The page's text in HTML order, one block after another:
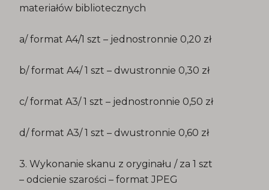
materiałów bibliotecznych
a/ format A4/1 szt – jednostronnie 0,20 zł
b/ format A4/ 1 szt – dwustronnie 0,30 zł
c/ format A3/ 1 szt – jednostronnie 0,50 zł
d/ format A3/ 1 szt – dwustronnie 0,60 zł
3. Wykonanie skanu z oryginału / za 1 szt
– odcienie szarości – format JPEG